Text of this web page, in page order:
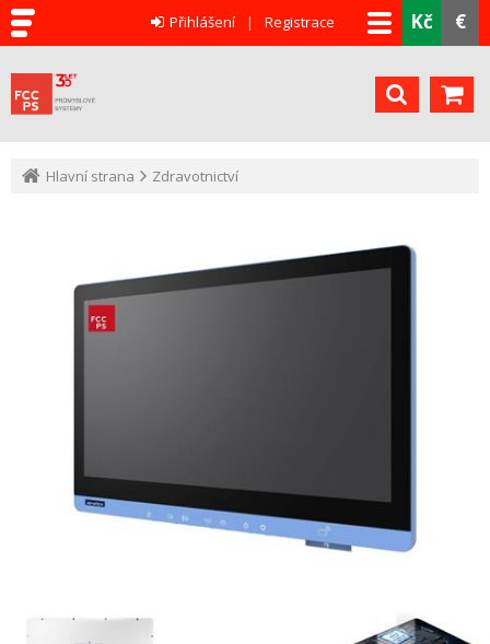
Kč €
Přihlášení Registrace
Hlavní strana Zdravotnictví